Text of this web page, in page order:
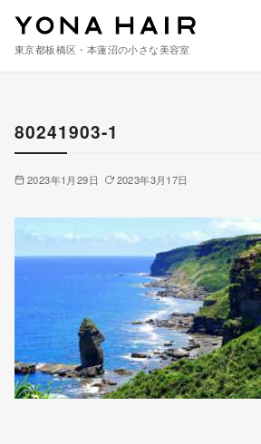
東京都板橋区・本蓮沼の小さな美容室
80241903-1
2023年1月29日 2023年3月17日